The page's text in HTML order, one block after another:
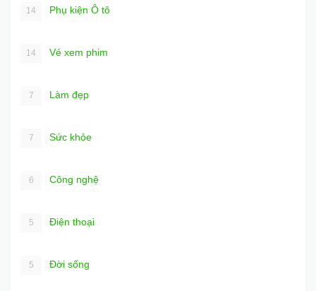
14 Phụ kiện Ô tô
14 Vé xem phim
7 Làm đẹp
7 Sức khỏe
6 Công nghệ
5 Điện thoại
5 Đời sống